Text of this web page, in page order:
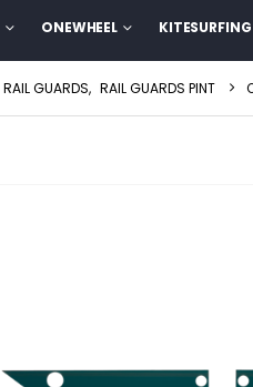
ONEWHEEL KITESURFING
RAIL GUARDS, RAIL GUARDS PINT